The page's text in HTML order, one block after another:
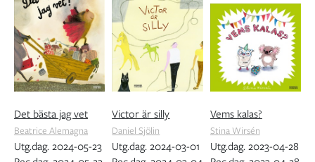
Det bästa jag vet
Beatrice Alemagna
Utg.dag. 2024-05-23
Victor är silly
Daniel Sjölin
Utg.dag. 2024-03-01
Vems kalas?
Stina Wirsén
Utg.dag. 2023-04-28